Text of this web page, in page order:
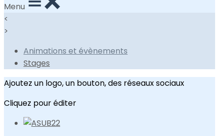
Menu
<
>
Animations et évènements
Stages
Ajoutez un logo, un bouton, des réseaux sociaux
Cliquez pour éditer